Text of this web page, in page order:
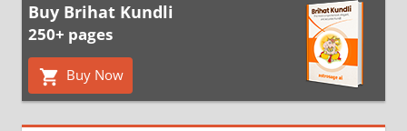
Buy Brihat Kundli
250+ pages
Buy Now